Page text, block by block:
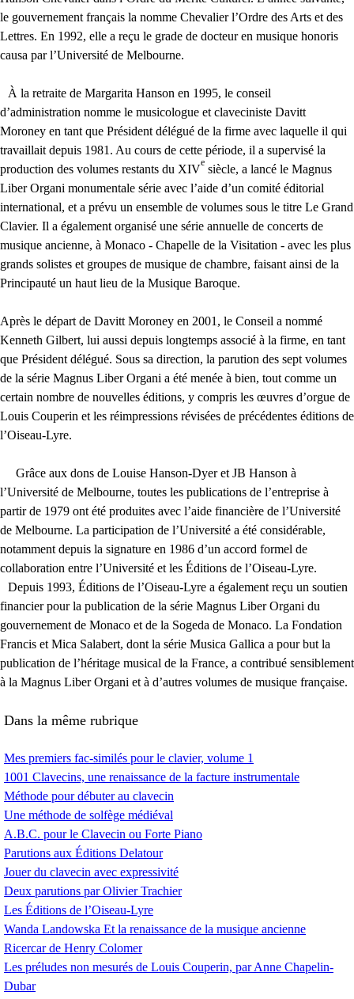
le gouvernement français la nomme Chevalier l’Ordre des Arts et des
Lettres. En 1992, elle a reçu le grade de docteur en musique honoris
causa par l’Université de Melbourne.
À la retraite de Margarita Hanson en 1995, le conseil
d’administration nomme le musicologue et claveciniste Davitt
Moroney en tant que Président délégué de la firme avec laquelle il qui
travaillait depuis 1981. Au cours de cette période, il a supervisé la
production des volumes restants du XIV
e
siècle, a lancé le Magnus
Liber Organi monumentale série avec l’aide d’un comité éditorial
international, et a prévu un ensemble de volumes sous le titre Le Grand
Clavier. Il a également organisé une série annuelle de concerts de
musique ancienne, à Monaco - Chapelle de la Visitation - avec les plus
grands solistes et groupes de musique de chambre, faisant ainsi de la
Principauté un haut lieu de la Musique Baroque.
Après le départ de Davitt Moroney en 2001, le Conseil a nommé
Kenneth Gilbert, lui aussi depuis longtemps associé à la firme, en tant
que Président délégué. Sous sa direction, la parution des sept volumes
de la série Magnus Liber Organi a été menée à bien, tout comme un
certain nombre de nouvelles éditions, y compris les œuvres d’orgue de
Louis Couperin et les réimpressions révisées de précédentes éditions de
l’Oiseau-Lyre.
Grâce aux dons de Louise Hanson-Dyer et JB Hanson à
l’Université de Melbourne, toutes les publications de l’entreprise à
partir de 1979 ont été produites avec l’aide financière de l’Université
de Melbourne. La participation de l’Université a été considérable,
notamment depuis la signature en 1986 d’un accord formel de
collaboration entre l’Université et les Éditions de l’Oiseau-Lyre.
Depuis 1993, Éditions de l’Oiseau-Lyre a également reçu un soutien
financier pour la publication de la série Magnus Liber Organi du
gouvernement de Monaco et de la Sogeda de Monaco. La Fondation
Francis et Mica Salabert, dont la série Musica Gallica a pour but la
publication de l’héritage musical de la France, a contribué sensiblement
à la Magnus Liber Organi et à d’autres volumes de musique française.
Dans la même rubrique
Mes premiers fac-similés pour le clavier, volume 1
1001 Clavecins, une renaissance de la facture instrumentale
Méthode pour débuter au clavecin
Une méthode de solfège médiéval
A.B.C. pour le Clavecin ou Forte Piano
Parutions aux Éditions Delatour
Jouer du clavecin avec expressivité
Deux parutions par Olivier Trachier
Les Éditions de l’Oiseau-Lyre
Wanda Landowska Et la renaissance de la musique ancienne
Ricercar de Henry Colomer
Les préludes non mesurés de Louis Couperin, par Anne Chapelin-
Dubar